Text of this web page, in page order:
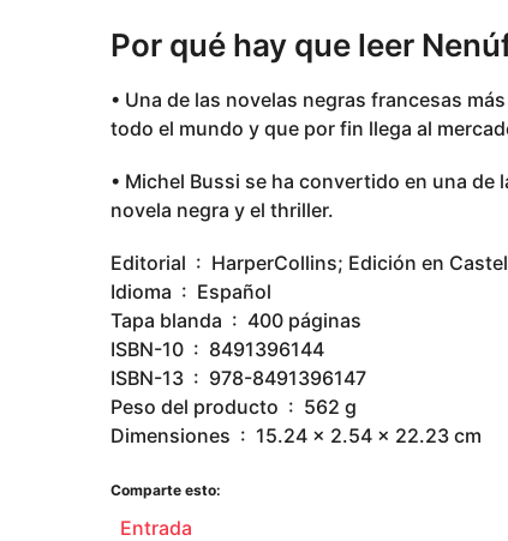
Por qué hay que leer
• Una de las novelas negras francesas
todo el mundo y que por fin llega al
• Michel Bussi se ha convertido en una
novela negra y el thriller.
Editorial ‏ : ‎ HarperCollins; Edición en
Idioma ‏ : ‎ Español
Tapa blanda ‏ : ‎ 400 páginas
ISBN-10 ‏ : ‎ 8491396144
ISBN-13 ‏ : ‎ 978-8491396147
Peso del producto ‏ : ‎ 562 g
Dimensiones ‏ : ‎ 15.24 x 2.54 x 22.23 cm
Comparte esto:
Entrada